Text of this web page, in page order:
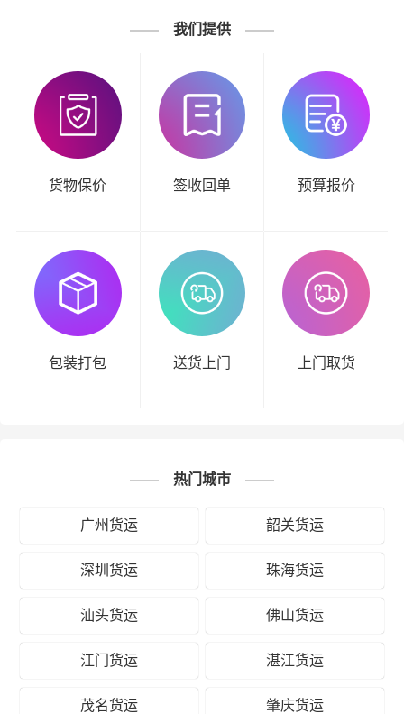
我们提供
货物保价 签收回单 预算报价
包装打包 送货上门 上门取货
热门城市
广州货运 韶关货运
深圳货运 珠海货运
汕头货运 佛山货运
江门货运 湛江货运
茂名货运 肇庆货运